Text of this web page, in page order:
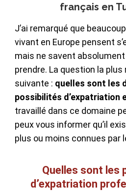
français en
J’ai remarqué que
vivant en Europe pensent
mais ne savent
prendre. La question la
suivante : quelles sont les
possibilités d’expatriation
travaillé dans ce domaine
peux vous informer qu’il
plus ou moins connues par
Quelles sont les
d’expatriation